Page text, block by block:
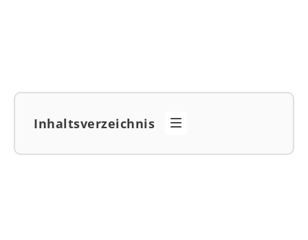
Inhaltsverzeichnis